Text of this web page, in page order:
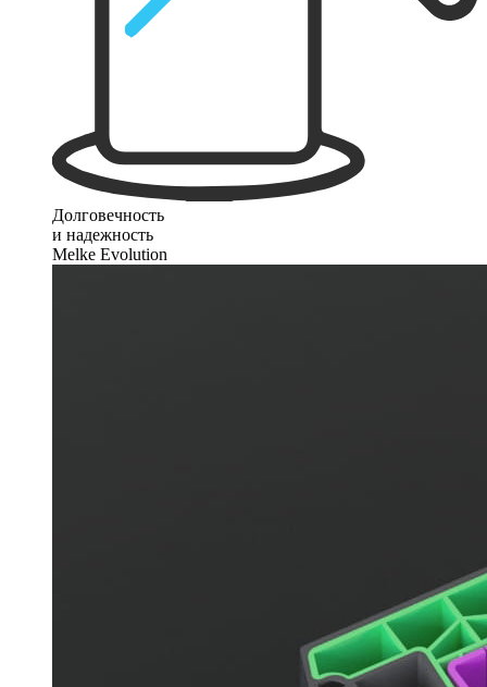
Долговечность
и надежность
Melke Evolution